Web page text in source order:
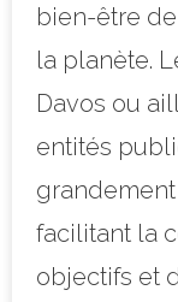
bien-être
la planète.
Davos ou
entités
facilitant la
objectifs et